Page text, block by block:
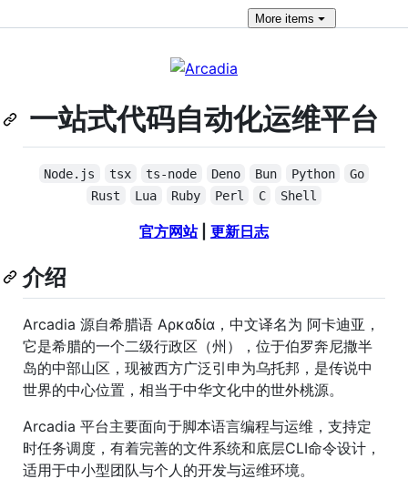
More items
一站式代码自动化运维平台
Node.js tsx ts-node Deno Bun Python
Go
Rust
Lua Ruby Perl C Shell
官方网站| 更新日志
介绍
Arcadia 源自希腊语 Αρκαδία，中文译名为 阿卡迪亚，
它是希腊的一个二级行政区（州），位于伯罗奔尼撒半
岛的中部山区，现被西方广泛引申为乌托邦，是传说中
世界的中心位置，相当于中华文化中的世外桃源。
Arcadia 平台主要面向于脚本语言编程与运维，支持定
时任务调度，有着完善的文件系统和底层CLI命令设计，
适用于中小型团队与个人的开发与运维环境。